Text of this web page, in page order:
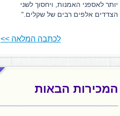
יותר לאספני האמנות, ויחסוך לשני
הצדדים אלפים רבים של שקלים."
לכתבה המלאה >>
המכירות הבאות